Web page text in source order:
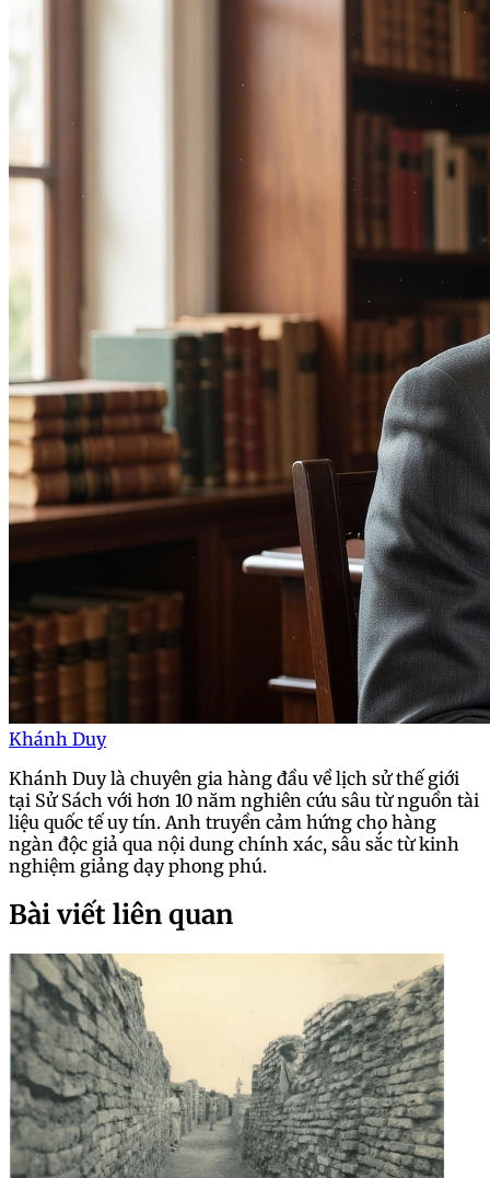
Khánh Duy
Khánh Duy là chuyên gia hàng đầu về lịch sử thế giới
tại Sử Sách với hơn 10 năm nghiên cứu sâu từ nguồn tài
liệu quốc tế uy tín. Anh truyền cảm hứng cho hàng
ngàn độc giả qua nội dung chính xác, sâu sắc từ kinh
nghiệm giảng dạy phong phú.
Bài viết liên quan